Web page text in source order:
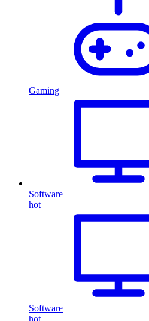
Gaming
Software
hot
Software
hot